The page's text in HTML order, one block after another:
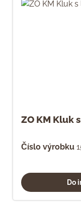
ZO KM Kluk
Číslo výrobku
Do